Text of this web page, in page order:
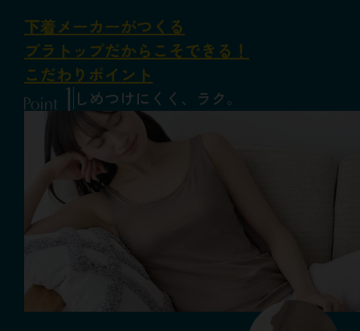
下着メーカーがつくる
ブラトップだからこそできる！
こだわりポイント
しめつけにくく、ラク。